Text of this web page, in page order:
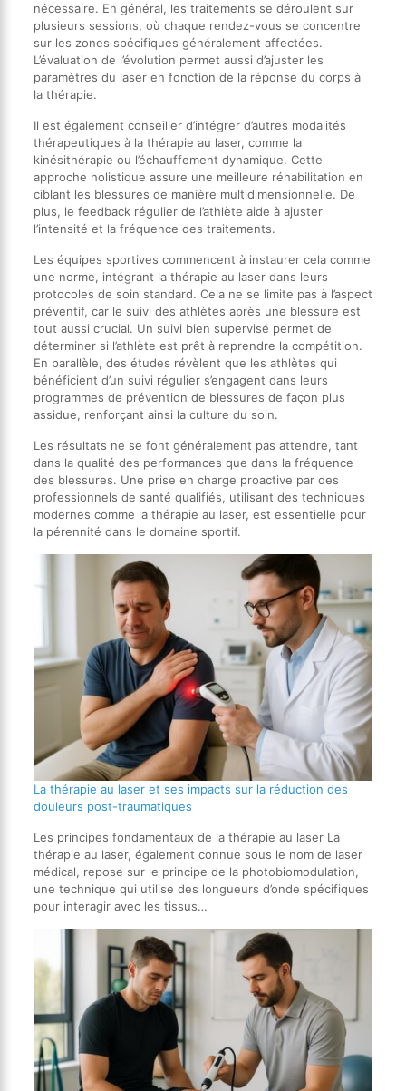
nécessaire. En général, les traitements se déroulent sur
plusieurs sessions, où chaque rendez-vous se concentre
sur les zones spécifiques généralement affectées.
L’évaluation de l’évolution permet aussi d’ajuster les
paramètres du laser en fonction de la réponse du corps à
la thérapie.
Il est également conseiller d’intégrer d’autres modalités
thérapeutiques à la thérapie au laser, comme la
kinésithérapie ou l’échauffement dynamique. Cette
approche holistique assure une meilleure réhabilitation en
ciblant les blessures de manière multidimensionnelle. De
plus, le feedback régulier de l’athlète aide à ajuster
l’intensité et la fréquence des traitements.
Les équipes sportives commencent à instaurer cela comme
une norme, intégrant la thérapie au laser dans leurs
protocoles de soin standard. Cela ne se limite pas à l’aspect
préventif, car le suivi des athlètes après une blessure est
tout aussi crucial. Un suivi bien supervisé permet de
déterminer si l’athlète est prêt à reprendre la compétition.
En parallèle, des études révèlent que les athlètes qui
bénéficient d’un suivi régulier s’engagent dans leurs
programmes de prévention de blessures de façon plus
assidue, renforçant ainsi la culture du soin.
Les résultats ne se font généralement pas attendre, tant
dans la qualité des performances que dans la fréquence
des blessures. Une prise en charge proactive par des
professionnels de santé qualifiés, utilisant des techniques
modernes comme la thérapie au laser, est essentielle pour
la pérennité dans le domaine sportif.
La thérapie au laser et ses impacts sur la réduction des
douleurs post-traumatiques
Les principes fondamentaux de la thérapie au laser La
thérapie au laser, également connue sous le nom de laser
médical, repose sur le principe de la photobiomodulation,
une technique qui utilise des longueurs d’onde spécifiques
pour interagir avec les tissus…